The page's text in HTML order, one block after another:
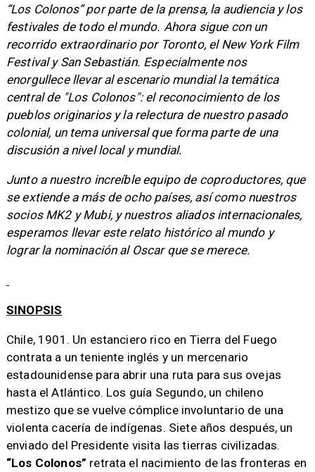
“Los Colonos” por parte de la prensa, la audiencia y los
festivales de todo el mundo. Ahora sigue con un
recorrido extraordinario por Toronto, el New York Film
Festival y San Sebastián. Especialmente nos
enorgullece llevar al escenario mundial la temática
central de "Los Colonos": el reconocimiento de los
pueblos originarios y la relectura de nuestro pasado
colonial, un tema universal que forma parte de una
discusión a nivel local y mundial.
Junto a nuestro increíble equipo de coproductores, que
se extiende a más de ocho países, así como nuestros
socios MK2 y Mubi, y nuestros aliados internacionales,
esperamos llevar este relato histórico al mundo y
lograr la nominación al Oscar que se merece.
SINOPSIS
Chile, 1901. Un estanciero rico en Tierra del Fuego
contrata a un teniente inglés y un mercenario
estadounidense para abrir una ruta para sus ovejas
hasta el Atlántico. Los guía Segundo, un chileno
mestizo que se vuelve cómplice involuntario de una
violenta cacería de indígenas. Siete años después, un
enviado del Presidente visita las tierras civilizadas.
“Los Colonos” retrata el nacimiento de las fronteras en